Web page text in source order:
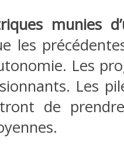
munies
les
Les
Les
de